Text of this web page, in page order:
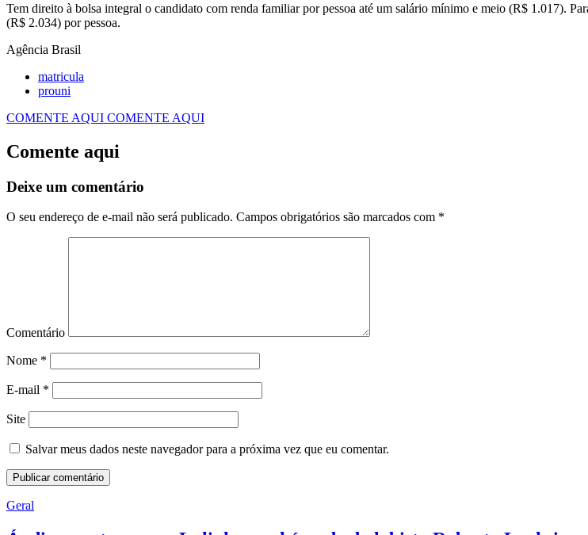
Tem direito à bolsa integral o candidato com renda familiar por pessoa até um salário mínimo e meio (R$ 1.017).
(R$ 2.034) por pessoa.
Agência Brasil
matricula
prouni
COMENTE AQUI COMENTE AQUI
Comente aqui
Deixe um comentário
O seu endereço de e-mail não será publicado. Campos obrigatórios são marcados com *
Comentário
Nome *
E-mail *
Site
Salvar meus dados neste navegador para a próxima vez que eu comentar.
Geral